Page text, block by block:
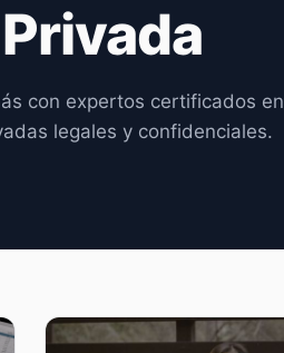
con expertos certificados en
legales y confidenciales.